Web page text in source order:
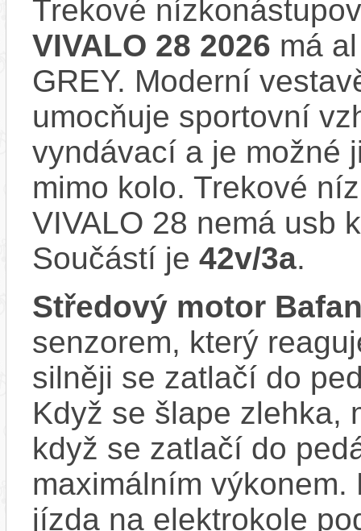
Trekové
VIVALO 28 2026 má
GREY. Moderní
umocňuje sportovní
vyndávací a je možné
mimo kolo. Trekové
VIVALO 28 nemá usb
Součástí je 42v/3a.
Středový motor
senzorem, který
silněji se zatlačí do
Když se šlape zlehka,
když se zatlačí do
maximálním
jízda na elektrokole